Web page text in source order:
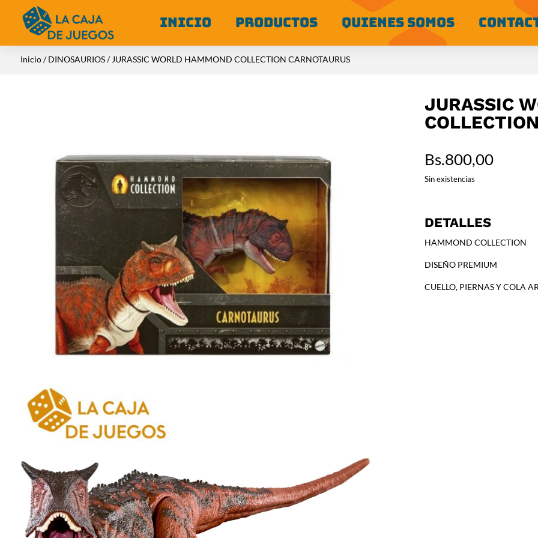
INICIO PRODUCTOS QUIENES SOMOS
Inicio/DINOSAURIOS/ JURASSIC WORLD HAMMOND COLLECTION CARNOTAURUS
JURASSIC
Bs.800,00
Sin existencias
DETALLES
HAMMOND COLLECTION
DISEÑO PREMIUM
CUELLO, PIERNAS Y COLA